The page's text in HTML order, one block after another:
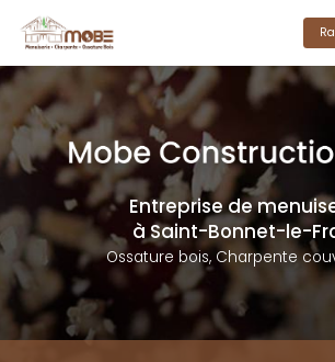
contenu
principal
Entreprise de
à Saint-Bonnet-le-
Ossature bois, Charpente